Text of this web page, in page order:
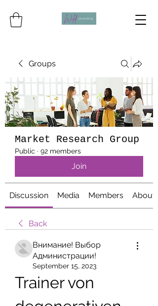
Groups
Market Research Group
Public · 92 members
Join
Discussion Media Members About
Back
Внимание! Выбор
Администрации!
September 15, 2023
Trainer von